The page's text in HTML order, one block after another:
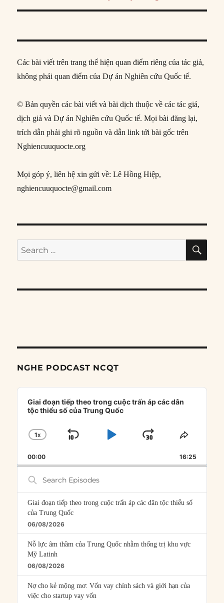
Các bài viết trên trang thể hiện quan điểm riêng của tác giả,
không phải quan điểm của Dự án Nghiên cứu Quốc tế.
© Bản quyền các bài viết và bài dịch thuộc về các tác giả,
dịch giả và Dự án Nghiên cứu Quốc tế. Mọi bài đăng lại,
trích dẫn phải ghi rõ nguồn và dẫn link tới bài gốc trên
Nghiencuuquocte.org
Mọi góp ý, liên hệ xin gửi về: Lê Hồng Hiệp,
nghiencuuquocte@gmail.com
Search
for:
NGHE PODCAST NCQT
Audio
Player
Giai đoạn tiếp theo trong cuộc trấn áp các dân
tộc thiểu số của Trung Quốc
CHANGE
RATE
1X
SKIP
PLAYJUMP
FORWARD
SHARE
00:00 16:25
Search
Episodes
Giai đoạn tiếp theo trong cuộc trấn áp các dân tộc thiểu số
của Trung Quốc
06/08/2026
Nỗ lực âm thầm của Trung Quốc nhằm thống trị khu vực
Mỹ Latinh
06/08/2026
Nợ cho kẻ mộng mơ: Vốn vay chính sách và giới hạn của
việc cho startup vay vốn